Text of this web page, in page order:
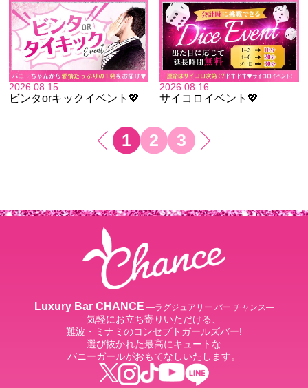
2026.08.15
ビンタorキックイベント💖
2026.08.16
サイコロイベント💖
1 2 3
Luxury Bar CHANCE ―ラグジュアリー バー チャンス―
気軽にお立ち寄りいただける、
難波・ミナミのコンセプトガールズバー!
選び抜かれた最高にキュートな
バニーガールがおもてなしいたします。